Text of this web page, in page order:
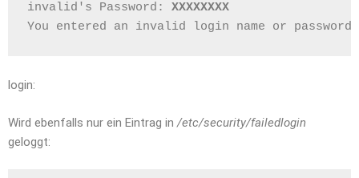
invalid's Password: XXXXXXXX
You entered an invalid login name or password.
login:
Wird ebenfalls nur ein Eintrag in /etc/security/failedlogin
geloggt: